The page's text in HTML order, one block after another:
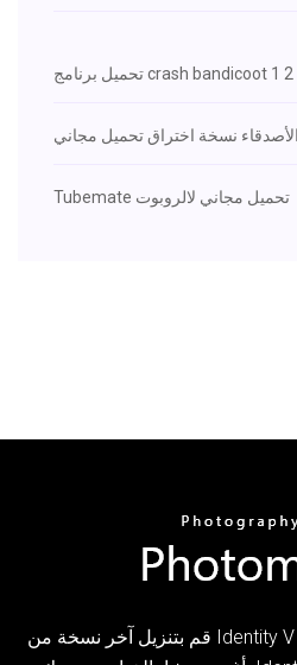
نسخة اختراق تحميل مجاني
Tubemate تحميل مجاني لالروبوت
قم بتنزيل آخر نسخة من Identity V لـ Windows. أنجو بحياتك أو